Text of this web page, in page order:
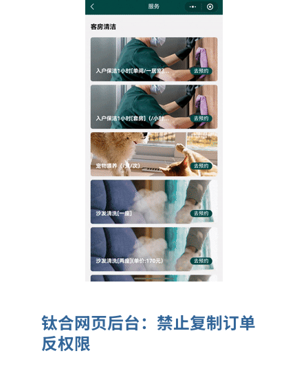
钛合网页后台：禁止复制订单
反权限